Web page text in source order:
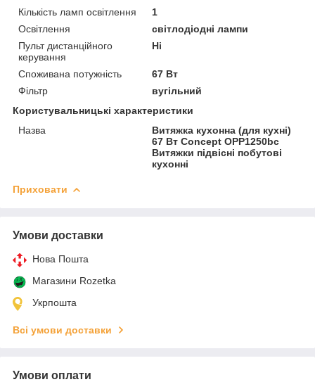
Кількість ламп освітлення
1
Освітлення
світлодіодні лампи
Пульт дистанційного
керування
Ні
Споживана потужність
67 Вт
Фільтр
вугільний
Користувальницькі характеристики
Назва
Витяжка кухонна (для кухні)
67 Вт Concept OPP1250bc
Витяжки підвісні побутові
кухонні
Приховати
Умови доставки
Нова Пошта
Магазини Rozetka
Укрпошта
Всі умови доставки
Умови оплати